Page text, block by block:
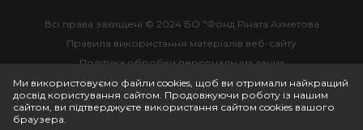
Всі права захищені © 2024 БО "Фонд Ріната Ахметова
Правила використання матеріалів веб-сайту
Політика обробки персональних даних
Інтелектуальна власність
Ми використовуємо файли cookies, щоб ви отримали найкращий
досвід користування сайтом. Продовжуючи роботу із нашим
сайтом, ви підтверджуєте використання сайтом cookies вашого
браузера.